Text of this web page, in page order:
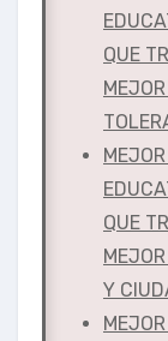
QUE
QUE
Y